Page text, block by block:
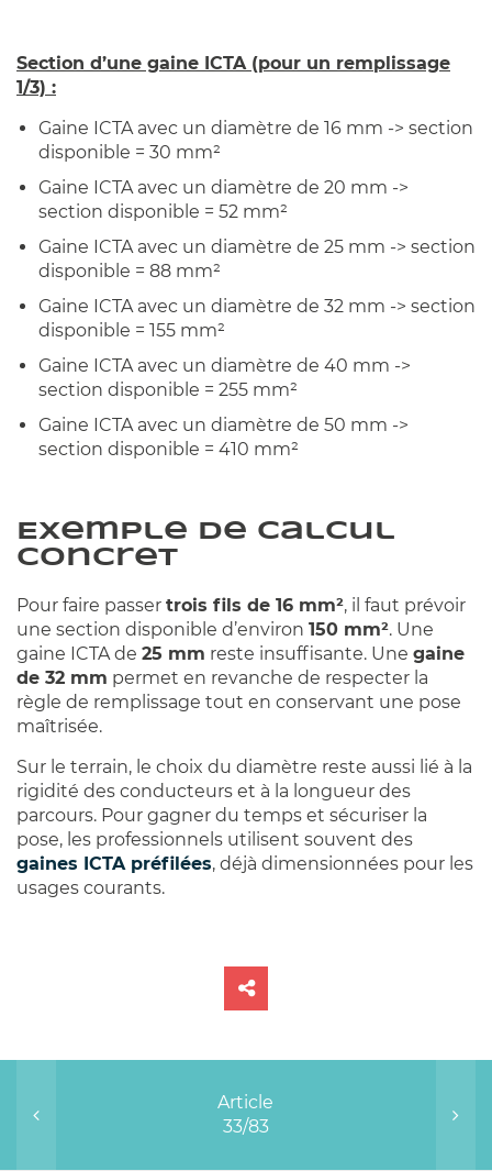
Section d’une gaine ICTA (pour un remplissage
1/3) :
Gaine ICTA avec un diamètre de 16 mm -> section
disponible = 30 mm²
Gaine ICTA avec un diamètre de 20 mm ->
section disponible = 52 mm²
Gaine ICTA avec un diamètre de 25 mm -> section
disponible = 88 mm²
Gaine ICTA avec un diamètre de 32 mm -> section
disponible = 155 mm²
Gaine ICTA avec un diamètre de 40 mm ->
section disponible = 255 mm²
Gaine ICTA avec un diamètre de 50 mm ->
section disponible = 410 mm²
Exemple de calcul
concret
Pour faire passer trois fils de 16 mm², il faut prévoir
une section disponible d’environ 150 mm². Une
gaine ICTA de 25 mm reste insuffisante. Une gaine
de 32 mm permet en revanche de respecter la
règle de remplissage tout en conservant une pose
maîtrisée.
Sur le terrain, le choix du diamètre reste aussi lié à la
rigidité des conducteurs et à la longueur des
parcours. Pour gagner du temps et sécuriser la
pose, les professionnels utilisent souvent des
gaines ICTA préfilées, déjà dimensionnées pour les
usages courants.
Article
33/83